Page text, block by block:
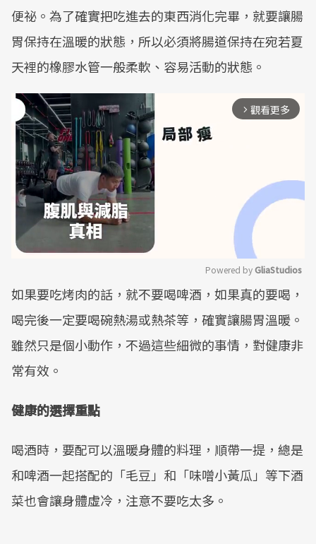
便祕。為了確實把吃進去的東西消化完畢，就要讓腸
胃保持在溫暖的狀態，所以必須將腸道保持在宛若夏
天裡的橡膠水管一般柔軟、容易活動的狀態。
arrow_forward_ios 觀看更多
Mute
Powered by GliaStudios
如果要吃烤肉的話，就不要喝啤酒，如果真的要喝，
喝完後一定要喝碗熱湯或熱茶等，確實讓腸胃溫暖。
雖然只是個小動作，不過這些細微的事情，對健康非
常有效。
健康的選擇重點
喝酒時，要配可以溫暖身體的料理，順帶一提，總是
和啤酒一起搭配的「毛豆」和「味噌小黃瓜」等下酒
菜也會讓身體虛冷，注意不要吃太多。